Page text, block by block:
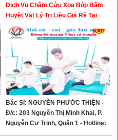
Dịch Vụ Châm Cứu Xoa Bóp Bấm
Huyệt Vật Lý Trị Liệu Giá Rẻ Tại
Nhà
Bác Sĩ: NGUYỄN PHƯỚC THIỆN -
Đ/c: 203 Nguyễn Thị Minh Khai, P.
Nguyễn Cư Trinh, Quận 1 - Hotline:
0922.113.115 - 0876.777.115